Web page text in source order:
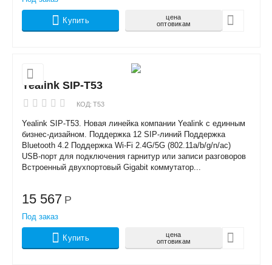
Купить
цена
оптовикам
Yealink SIP-T53
КОД: T53
Yealink SIP-T53. Новая линейка компании Yealink с единным
бизнес-дизайном. Поддержка 12 SIP-линий Поддержка
Bluetooth 4.2 Поддержка Wi-Fi 2.4G/5G (802.11a/b/g/n/ac)
USB-порт для подключения гарнитур или записи разговоров
Встроенный двухпортовый Gigabit коммутатор...
15 567 Р
Под заказ
Купить
цена
оптовикам